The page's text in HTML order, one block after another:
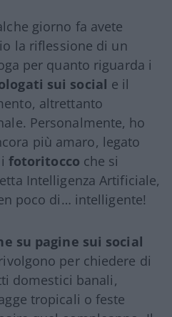
giorno fa avete
la riflessione di un
per quanto riguarda i
sui social e il
altrettanto
Personalmente, ho
più amaro, legato
fotoritocco che si
Intelligenza Artificiale,
poco di… intelligente!
su pagine sui social
per chiedere di
domestici banali,
tropicali o feste